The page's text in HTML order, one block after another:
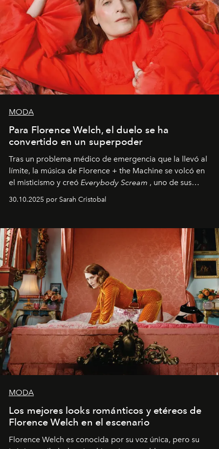
MODA
Para Florence Welch, el duelo se ha
convertido en un superpoder
Tras un problema médico de emergencia que la llevó al
límite, la música de Florence + the Machine se volcó en
el misticismo y creó Everybody Scream , uno de sus
álbumes más profundos hasta la fecha.
30.10.2025 por Sarah Cristobal
MODA
Los mejores looks románticos y etéreos de
Florence Welch en el escenario
Florence Welch es conocida por su voz única, pero su